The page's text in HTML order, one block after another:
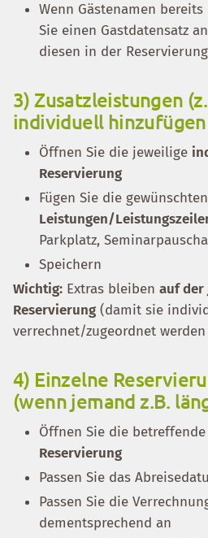
Wenn Gästenamen
Sie einen Gastdatensatz
diesen in der
3) Zusatzleistungen
individuell hinzufügen
Öffnen Sie die jeweilige
Reservierung
Fügen Sie die gewünschten
Leistungen/
Parkplatz,
Speichern
Wichtig: Extras bleiben auf der
Reservierung (damit sie
verrechnet/zugeordnet
4) Einzelne
(wenn jemand z.B.
Öffnen Sie die betreffende
Reservierung
Passen Sie das
Passen Sie die
dementsprechend an